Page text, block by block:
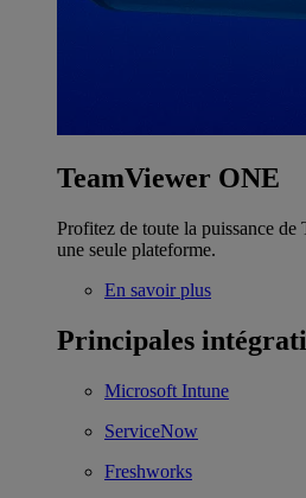
TeamViewer ONE
Profitez de toute la puissance de
une seule plateforme.
En savoir plus
Principales
Microsoft Intune
ServiceNow
Freshworks